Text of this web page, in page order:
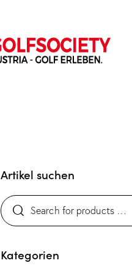
Artikel suchen
Kategorien